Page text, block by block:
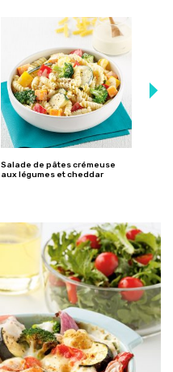
Salade de pâtes crémeuse
aux légumes et cheddar